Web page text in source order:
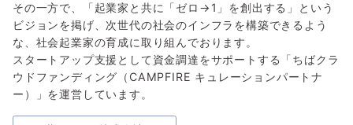
その一方で、「起業家と共に「ゼロ→1」を創出する」という
ビジョンを掲げ、次世代の社会のインフラを構築できるよう
な、社会起業家の育成に取り組んでおります。
スタートアップ支援として資金調達をサポートする「ちばクラ
ウドファンディング（CAMPFIRE キュレーションパートナ
ー）」を運営しています。